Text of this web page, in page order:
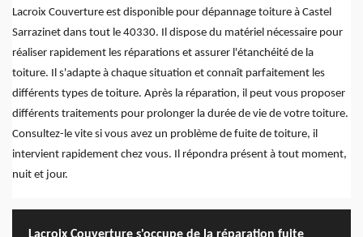
Lacroix Couverture est disponible pour dépannage toiture à Castel
Sarrazinet dans tout le 40330. Il dispose du matériel nécessaire pour
réaliser rapidement les réparations et assurer l'étanchéité de la
toiture. Il s'adapte à chaque situation et connaît parfaitement les
différents types de toiture. Après la réparation, il peut vous proposer
différents traitements pour prolonger la durée de vie de votre toiture.
Consultez-le vite si vous avez un problème de fuite de toiture, il
intervient rapidement chez vous. Il répondra présent à tout moment,
nuit et jour.